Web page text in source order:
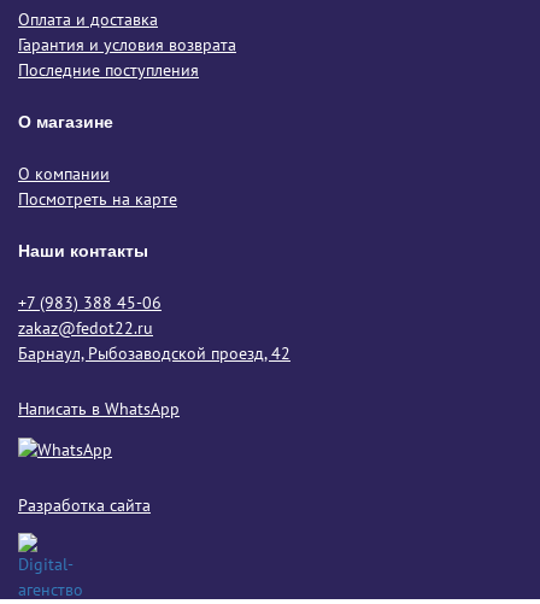
Оплата и доставка
Гарантия и условия возврата
Последние поступления
О магазине
О компании
Посмотреть на карте
Наши контакты
+7 (983) 388 45-06
zakaz@fedot22.ru
Барнаул, Рыбозаводской проезд, 42
Написать в WhatsApp
Разработка сайта